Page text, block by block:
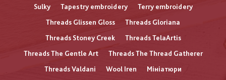
Sulky
Tapestry embroidery
Terry embroidery
Threads Glissen Gloss
Threads Gloriana
Threads Stoney Creek
Threads TelaArtis
Threads The Gentle Art
Threads The Thread Gatherer
Threads Valdani
Wool Iren
Мініатюри